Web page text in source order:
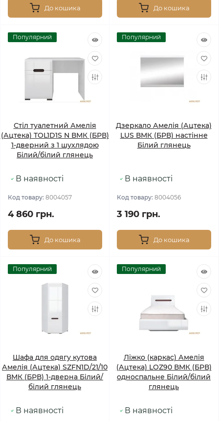
До кошика До кошика
Популярний
Стіл туалетний Амелія
(Ацтека) TOL1D1S N ВМК (БРВ)
1-дверний з 1 шухлядою
Білий/білий глянець
В наявності
Код товару: 8004057
4 860 грн.
До кошика
Популярний
Дзеркало Амелія (Ацтека)
LUS ВМК (БРВ) настінне
Білий глянець
В наявності
Код товару: 8004056
3 190 грн.
До кошика
Популярний
Шафа для одягу кутова
Амелія (Ацтека) SZFN1D/21/10
ВМК (БРВ) 1-дверна Білий/
білий глянець
В наявності
Популярний
Ліжко (каркас) Амелія
(Ацтека) LOZ90 ВМК (БРВ)
односпальне Білий/білий
глянець
В наявності